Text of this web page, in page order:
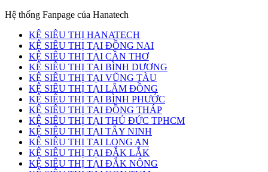
Hệ thống Fanpage của Hanatech
KỆ SIÊU THỊ HANATECH
KỆ SIÊU THỊ TẠI ĐỒNG NAI
KỆ SIÊU THỊ TẠI CẦN THƠ
KỆ SIÊU THỊ TẠI BÌNH DƯƠNG
KỆ SIÊU THỊ TẠI VŨNG TÀU
KỆ SIÊU THỊ TẠI LÂM ĐỒNG
KỆ SIÊU THỊ TẠI BÌNH PHƯỚC
KỆ SIÊU THỊ TẠI ĐỒNG THÁP
KỆ SIÊU THỊ TẠI THỦ ĐỨC TPHCM
KỆ SIÊU THỊ TẠI TÂY NINH
KỆ SIÊU THỊ TẠI LONG AN
KỆ SIÊU THỊ TẠI ĐẮK LẮK
KỆ SIÊU THỊ TẠI ĐẮK NÔNG